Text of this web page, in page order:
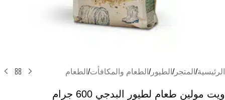
الرئيسية/ المتجر/ الطيور/ الطعام والمكافأت/ الطعام
ويت مولين طعام لطيور البدجي 600 جرام